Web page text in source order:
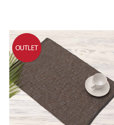
Dodaj u korpu